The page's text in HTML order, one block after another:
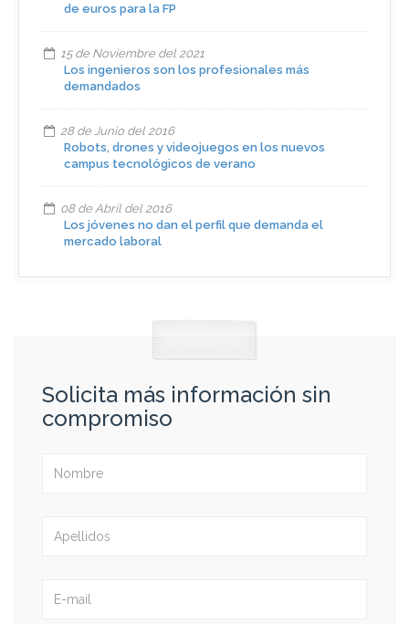
de euros para la FP
15 de Noviembre del 2021
Los ingenieros son los profesionales más
demandados
28 de Junio del 2016
Robots, drones y videojuegos en los nuevos
campus tecnológicos de verano
08 de Abril del 2016
Los jóvenes no dan el perfil que demanda el
mercado laboral
Solicita más información sin
compromiso